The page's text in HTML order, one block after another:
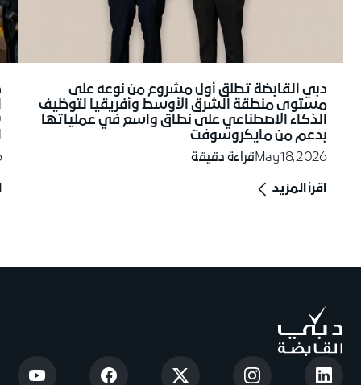
دبي القابضة تطلق أول مشروع من نوعه على
مستوى منطقة الشرق الأوسط وأفريقيا لتوظيف
الذكاء الاصطناعي على نطاق واسع في عملياتها
بدعم من مايكروسوفت
May 18, 2026قراءة دقيقة
اقرأ المزيد